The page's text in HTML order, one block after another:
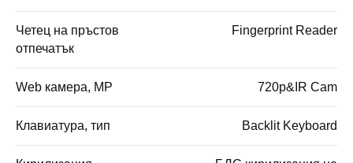
Четец на пръстов
отпечатък
Fingerprint Reader
Web камера, MP 720p&IR Cam
Клавиатура, тип Backlit Keyboard